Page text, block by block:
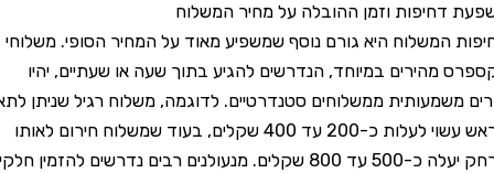
וזמן ההובלה על מחיר המשלוח
המשלוח היא גורם נוסף שמשפיע מאוד על המחיר הסופי. משלוחי
במיוחד, הנדרשים להגיע בתוך שעה או שעתיים, יהיו
ממשלוחים סטנדרטיים. לדוגמה, משלוח רגיל שניתן לתאם
מראש עשוי לעלות כ-200 עד 400 שקלים, בעוד שמשלוח חירום לאותו
מרחק יעלה כ-500 עד 800 שקלים. מנעולנים רבים נדרשים להזמין חלקים